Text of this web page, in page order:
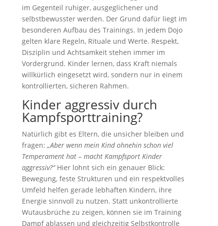
im Gegenteil ruhiger, ausgeglichener und
selbstbewusster werden. Der Grund dafür liegt im
besonderen Aufbau des Trainings. In jedem Dojo
gelten klare Regeln, Rituale und Werte. Respekt,
Disziplin und Achtsamkeit stehen immer im
Vordergrund. Kinder lernen, dass Kraft niemals
willkürlich eingesetzt wird, sondern nur in einem
kontrollierten, sicheren Rahmen.
Kinder aggressiv durch
Kampfsporttraining?
Natürlich gibt es Eltern, die unsicher bleiben und
fragen: „Aber wenn mein Kind ohnehin schon viel
Temperament hat – macht Kampfsport Kinder
aggressiv?“Hier lohnt sich ein genauer Blick:
Bewegung, feste Strukturen und ein respektvolles
Umfeld helfen gerade lebhaften Kindern, ihre
Energie sinnvoll zu nutzen. Statt unkontrollierte
Wutausbrüche zu zeigen, können sie im Training
Dampf ablassen und gleichzeitig Selbstkontrolle